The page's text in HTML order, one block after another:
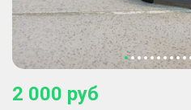
2 000 руб